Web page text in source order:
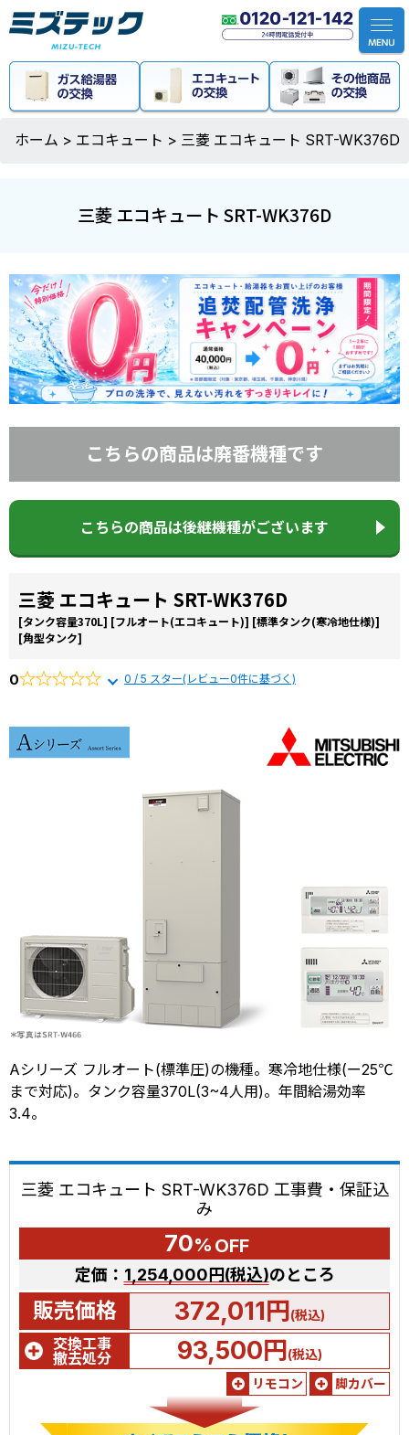
ホーム > エコキュート > 三菱 エコキュート SRT-WK376D
三菱 エコキュート SRT-WK376D
こちらの商品は廃番機種です
こちらの商品は後継機種がございます
三菱 エコキュート SRT-WK376D
[タンク容量370L] [フルオート(エコキュート)] [標準タンク(寒冷地仕様)]
[角型タンク]
0 0 / 5 スター(レビュー0件に基づく)
Aシリーズ フルオート(標準圧)の機種。寒冷地仕様(ー25℃
まで対応)。タンク容量370L(3~4人用)。年間給湯効率
3.4。
三菱 エコキュート SRT-WK376D 工事費・保証込
み
70% OFF
定価： 1,254,000円(税込)のところ
販売価格 372,011円(税込)
交換工事
撤去処分
93,500円(税込)
リモコン
脚カバー